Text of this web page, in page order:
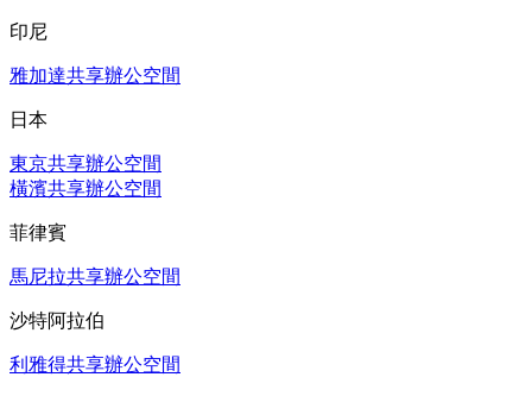
印尼
雅加達共享辦公空間
日本
東京共享辦公空間
橫濱共享辦公空間
菲律賓
馬尼拉共享辦公空間
沙特阿拉伯
利雅得共享辦公空間